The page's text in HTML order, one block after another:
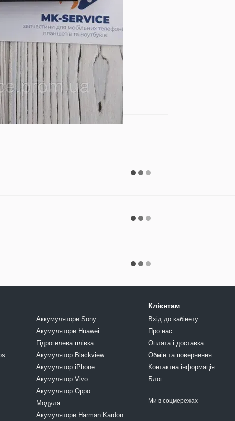
Аккумулятори Sony
Акумулятори Huawei
Гідрогелева плівка
Акумулятор Blackview
Акумулятор iPhone
Акумулятор Vivo
Акумулятор Oppo
Модуля
Акумулятори Harman Kardon
Клієнтам
Вхід до кабінету
Про нас
Оплата і доставка
Обмін та повернення
Контактна інформація
Блог
Ми в соцмережах